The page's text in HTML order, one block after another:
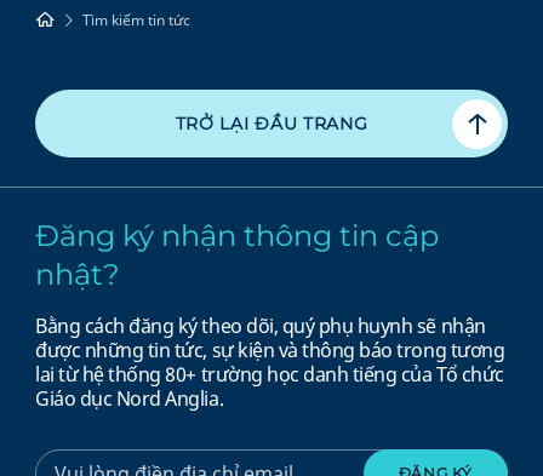
Tìm kiếm tin tức
TRỞ LẠI ĐẦU TRANG
Đăng ký nhận thông tin cập
nhật?
Bằng cách đăng ký theo dõi, quý phụ huynh sẽ nhận
được những tin tức, sự kiện và thông báo trong tương
lai từ hệ thống 80+ trường học danh tiếng của Tổ chức
Giáo dục Nord Anglia.